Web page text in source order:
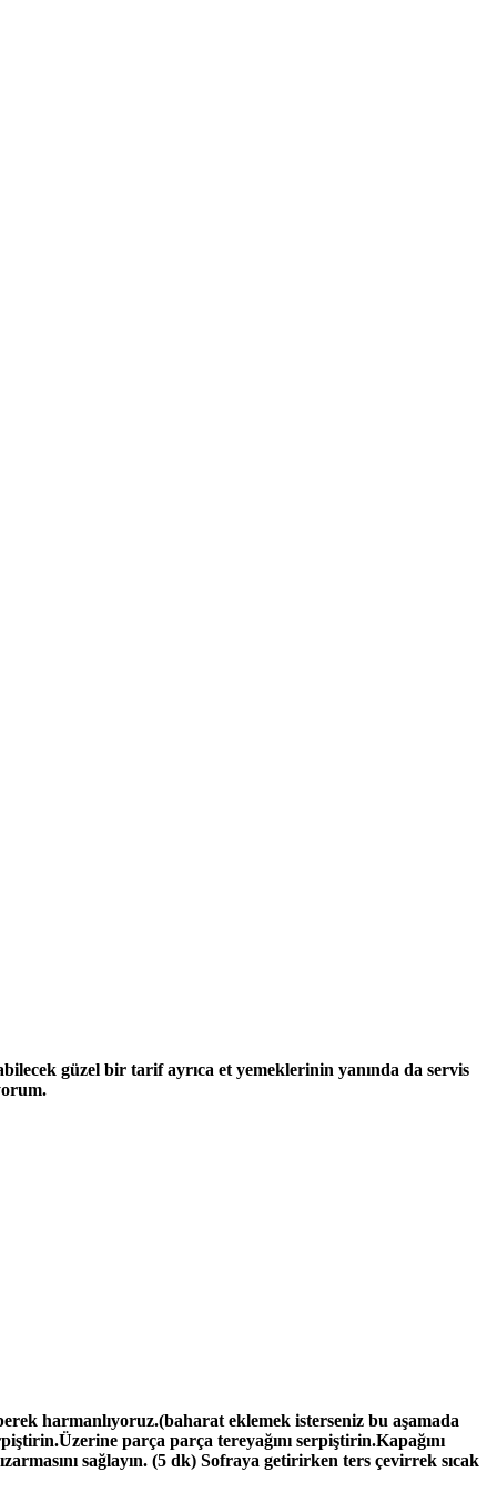
güzel bir tarif ayrıca et yemeklerinin yanında da servis
harmanlıyoruz.(baharat eklemek isterseniz bu aşamada
parça parça tereyağını serpiştirin.Kapağını
sağlayın. (5 dk) Sofraya getirirken ters çevirrek sıcak